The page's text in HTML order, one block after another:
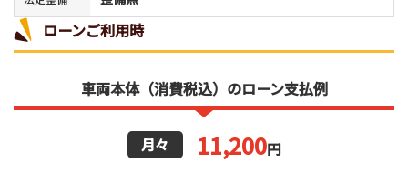
ローンご利用時
車両本体（消費税込）のローン支払例
月々 11,200円